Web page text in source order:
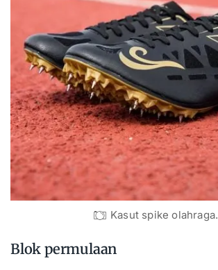
Kasut spike olahraga.
Blok permulaan